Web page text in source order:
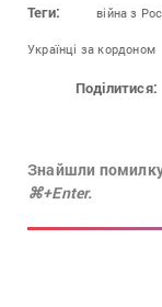
Теги: війна з
Українці за кордоном
Поділитися:
Знайшли
⌘+Enter.